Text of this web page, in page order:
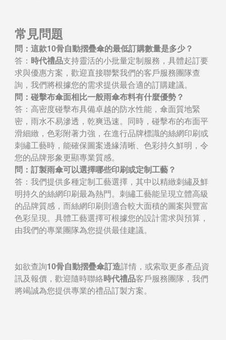
常見問題
問：這款10骨自動摺疊傘的最低訂購數量是多少？
答： 時代禮品支持靈活的小批量定制服務，具體起訂要
求與優惠方案，歡迎直接聯繫我們的客戶服務團隊查
詢，我們將根據您的需求提供最合適的訂購建議。
問：碰擊布傘面相比一般雨傘布料有什麼優勢？
答：高密度碰擊布具備卓越的防水性能，傘面質地緊
密，雨水不易滲透，乾爽迅速。同時，碰擊布的布面平
滑細緻，色彩附著力強，在進行品牌標識的絲網印刷或
刺繡工藝時，能確保圖案邊緣清晰、色彩持久鮮明，令
您的品牌形象更顯專業質感。
問：訂製雨傘可以選擇哪些印刷或定制工藝？
答：我們提供多種定制工藝選擇，其中以精緻刺繡及鮮
明持久的絲網印刷最為熱門。刺繡工藝能呈現立體高級
的品牌質感，而絲網印刷則適合較大面積的圖案與豐富
色彩呈現。具體工藝選擇可根據您的設計需求與預算，
由我們的專業團隊為您提供最佳建議。
如欲查詢10骨自動摺疊傘訂造詳情，或索取更多產品資
訊及報價，歡迎隨時聯絡時代禮品客戶服務團隊，我們
將竭誠為您提供專業的禮品訂製方案。